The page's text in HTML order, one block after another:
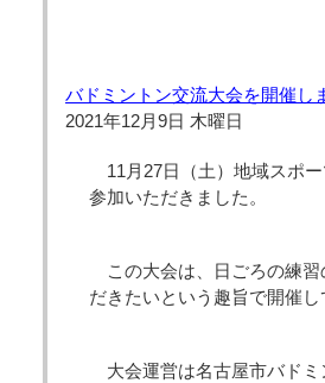
バドミントン交流大会を開催し
2021年12月9日 木曜日
11月27日（土）地域スポ
参加いただきました。
この大会は、日ごろの練
だきたいという趣旨で開催
大会運営は名古屋市バド